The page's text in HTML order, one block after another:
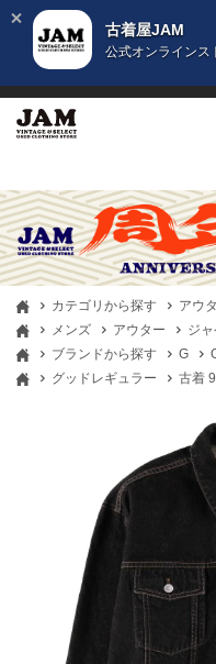
古着屋JAM
公式オンラインス
カテゴリから探す アウ
メンズ
アウター ジャ
ブランドから探す
G
グッドレギュラー
古着